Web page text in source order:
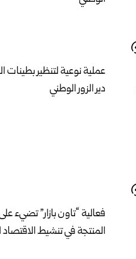
عملية نوعية لتنظير
دير الزور الوطني
فعالية “تاون بازار” تضيء
المنتجة في تنشيط